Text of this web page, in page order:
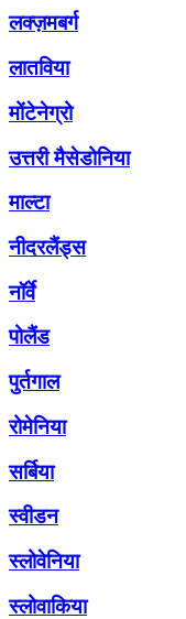
लक्ज़मबर्ग
लातविया
मोंटेनेग्रो
उत्तरी मैसेडोनिया
माल्टा
नीदरलैंड्स
नॉर्वे
पोलैंड
पुर्तगाल
रोमेनिया
सर्बिया
स्वीडन
स्लोवेनिया
स्लोवाकिया